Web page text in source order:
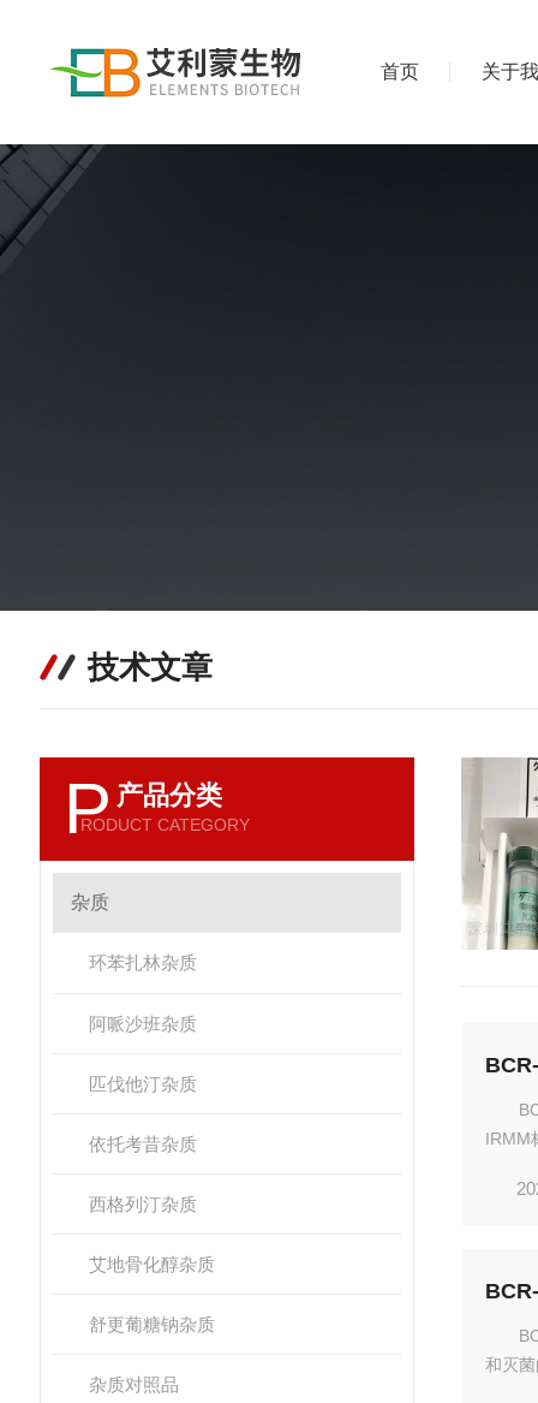
首页 关于
技术文章
P 产品分类
RODUCT CATEGORY
杂质
环苯扎林杂质
阿哌沙班杂质
匹伐他汀杂质
依托考昔杂质
西格列汀杂质
艾地骨化醇杂质
舒更葡糖钠杂质
杂质对照品
IRMM
素A
和灭